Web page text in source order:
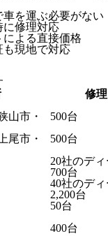
を運ぶ必要がない
に修理対応
よる直接価格
も現地で対応
修
山市・
500台
尾市・
500台
20社のデ
700台
40社のデ
2,200台
50台
400台